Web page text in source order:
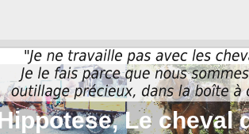
Le cheval